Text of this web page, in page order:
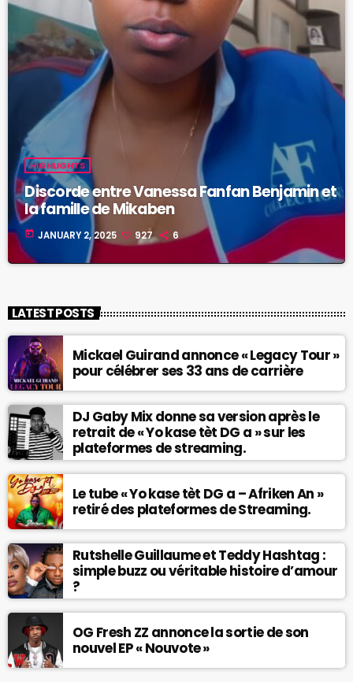
HIGHLIGHTS
Discorde entre Vanessa Fanfan Benjamin et
la famille de Mikaben
today JANUARY 2, 2025 927 6
LATEST POSTS
Mickael Guirand annonce « Legacy Tour »
pour célébrer ses 33 ans de carrière
DJ Gaby Mix donne sa version après le
retrait de « Yo kase tèt DG a » sur les
plateformes de streaming.
Le tube « Yo kase tèt DG a – Afriken An »
retiré des plateformes de Streaming.
Rutshelle Guillaume et Teddy Hashtag :
simple buzz ou véritable histoire d’amour
?
OG Fresh ZZ annonce la sortie de son
nouvel EP « Nouvote »